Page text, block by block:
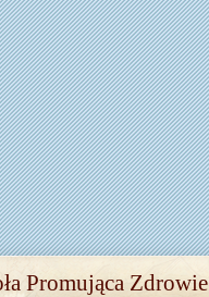
Promująca Zdrowie